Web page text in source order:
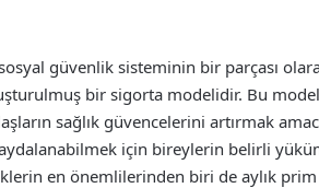
sosyal güvenlik sisteminin bir parçası
bir sigorta modelidir. Bu
sağlık güvencelerini artırmak
için bireylerin belirli
en önemlilerinden biri de aylık